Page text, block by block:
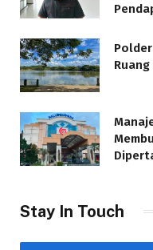
Stay In Touch